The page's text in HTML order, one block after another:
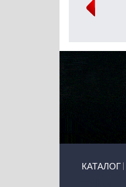
КАТАЛОГ